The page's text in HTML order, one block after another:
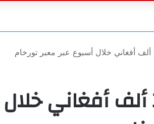
عن
باكستان.. ترحيل 30 ألف أفغاني خلال